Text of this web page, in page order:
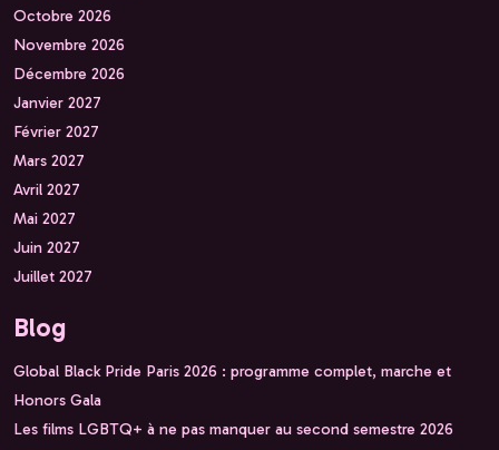
Octobre 2026
Novembre 2026
Décembre 2026
Janvier 2027
Février 2027
Mars 2027
Avril 2027
Mai 2027
Juin 2027
Juillet 2027
Blog
Global Black Pride Paris 2026 : programme complet, marche et
Honors Gala
Les films LGBTQ+ à ne pas manquer au second semestre 2026